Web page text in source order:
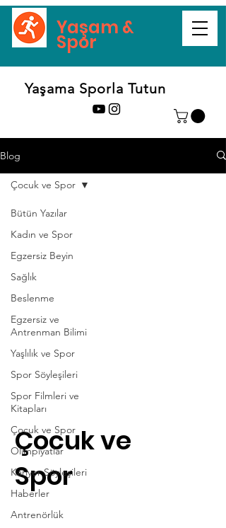
Yaşam &
Spor
Yaşama Sporla Tutun
Blog
Bütün Yazılar
Kadın ve Spor
Egzersiz Beyin
Sağlık
Beslenme
Egzersiz ve
Antrenman Bilimi
Yaşlılık ve Spor
Spor Söyleşileri
Spor Filmleri ve
Kitapları
Çocuk ve Spor
Olimpiyatlar
Kariyer Söyleşileri
Haberler
Antrenörlük
Çocuk ve Spor
Çocuk ve
Spor